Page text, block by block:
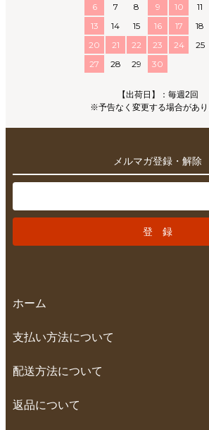
6
7 8 9 10 11
13
14 15 16 17 18
20
21 22 23 24 25
27
28 29 30
【出荷日】：毎週2回
※予告なく変更する場合があ
メルマガ登録・解除
ホーム
支払い方法について
配送方法について
返品について